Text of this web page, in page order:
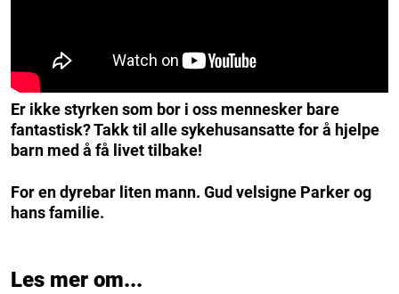
Er ikke styrken som bor i oss mennesker bare
fantastisk? Takk til alle sykehusansatte for å hjelpe
barn med å få livet tilbake!
For en dyrebar liten mann. Gud velsigne Parker og
hans familie.
Les mer om...